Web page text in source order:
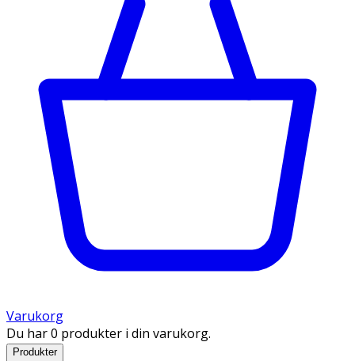
Varukorg
Du har 0 produkter i din varukorg.
Produkter